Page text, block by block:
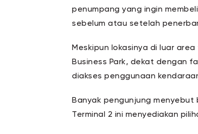
penumpang yang ingin
sebelum atau setelah
Meskipun lokasinya di luar
Business Park, dekat dengan
diakses penggunaan
Banyak pengunjung
Terminal 2 ini menyediakan